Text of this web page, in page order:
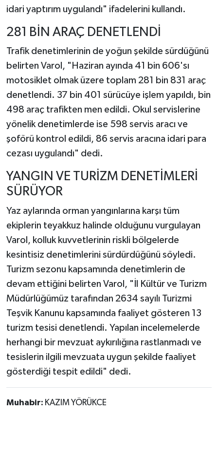
idari yaptırım uygulandı" ifadelerini kullandı.
281 BİN ARAÇ DENETLENDİ
Trafik denetimlerinin de yoğun şekilde sürdüğünü
belirten Varol, "Haziran ayında 41 bin 606'sı
motosiklet olmak üzere toplam 281 bin 831 araç
denetlendi. 37 bin 401 sürücüye işlem yapıldı, bin
498 araç trafikten men edildi. Okul servislerine
yönelik denetimlerde ise 598 servis aracı ve
şoförü kontrol edildi, 86 servis aracına idari para
cezası uygulandı" dedi.
YANGIN VE TURİZM DENETİMLERİ
SÜRÜYOR
Yaz aylarında orman yangınlarına karşı tüm
ekiplerin teyakkuz halinde olduğunu vurgulayan
Varol, kolluk kuvvetlerinin riskli bölgelerde
kesintisiz denetimlerini sürdürdüğünü söyledi.
Turizm sezonu kapsamında denetimlerin de
devam ettiğini belirten Varol, "İl Kültür ve Turizm
Müdürlüğümüz tarafından 2634 sayılı Turizmi
Teşvik Kanunu kapsamında faaliyet gösteren 13
turizm tesisi denetlendi. Yapılan incelemelerde
herhangi bir mevzuat aykırılığına rastlanmadı ve
tesislerin ilgili mevzuata uygun şekilde faaliyet
gösterdiği tespit edildi" dedi.
Muhabir: KAZIM YÖRÜKCE